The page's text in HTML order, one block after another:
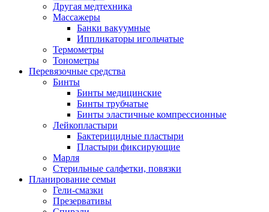
Другая медтехника
Массажеры
Банки вакуумные
Иппликаторы игольчатые
Термометры
Тонометры
Перевязочные средства
Бинты
Бинты медицинские
Бинты трубчатые
Бинты эластичные компрессионные
Лейкопластыри
Бактерицидные пластыри
Пластыри фиксирующие
Марля
Стерильные салфетки, повязки
Планирование семьи
Гели-смазки
Презервативы